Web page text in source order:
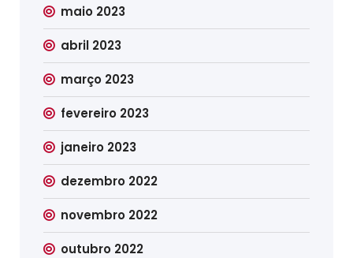
maio 2023
abril 2023
março 2023
fevereiro 2023
janeiro 2023
dezembro 2022
novembro 2022
outubro 2022